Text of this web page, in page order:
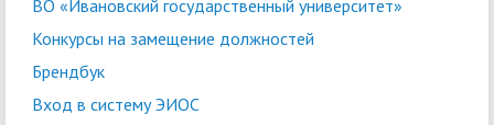
ВО «Ивановский государственный университет»
Конкурсы на замещение должностей
Брендбук
Вход в систему ЭИОС